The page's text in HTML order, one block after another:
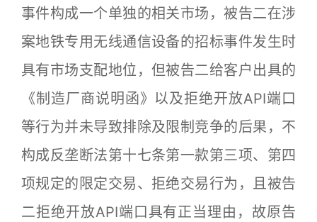
事件构成一个单独的相关市场，被告二在涉
案地铁专用无线通信设备的招标事件发生时
具有市场支配地位，但被告二给客户出具的
《制造厂商说明函》以及拒绝开放API端口
等行为并未导致排除及限制竞争的后果，不
构成反垄断法第十七条第一款第三项、第四
项规定的限定交易、拒绝交易行为，且被告
二拒绝开放API端口具有正当理由，故原告